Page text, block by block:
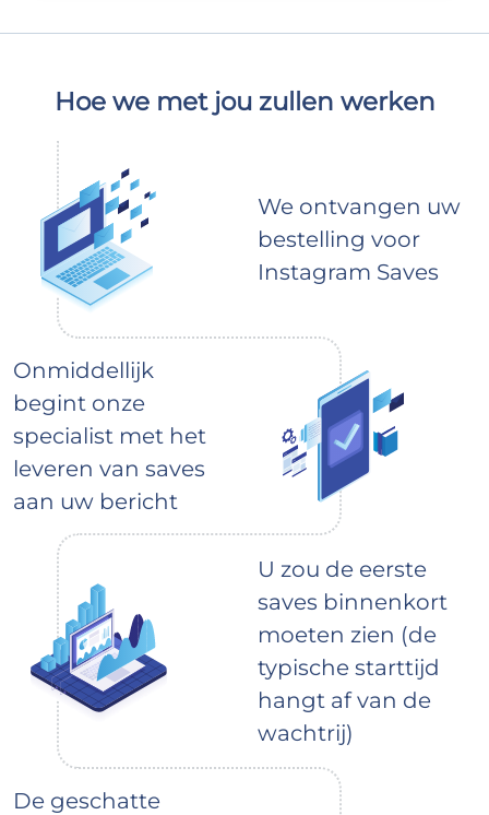
Hoe we met jou zullen werken
We ontvangen uw
bestelling voor
Instagram Saves
Onmiddellijk
begint onze
specialist met het
leveren van saves
aan uw bericht
U zou de eerste
saves binnenkort
moeten zien (de
typische starttijd
hangt af van de
wachtrij)
De geschatte